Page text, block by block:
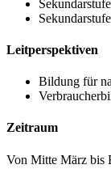
Sekundarstufe I
Leitperspektiven
Bildung für
Zeitraum
Von Mitte März bis